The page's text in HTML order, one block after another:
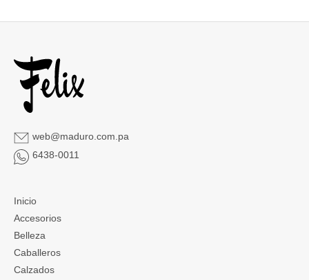
web@maduro.com.pa
6438-0011
Inicio
Accesorios
Belleza
Caballeros
Calzados